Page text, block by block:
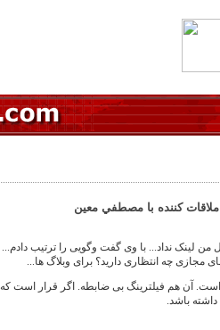
کننده با مصطفي معين
من لینک نداد... با وی گفت وگویی را ترتیب دادم...
چه انتظاری دارید؟ برای وبلاگ ها...
آن هم فیلترینگ بی ضابطه. اگر قرار است که
باشد.